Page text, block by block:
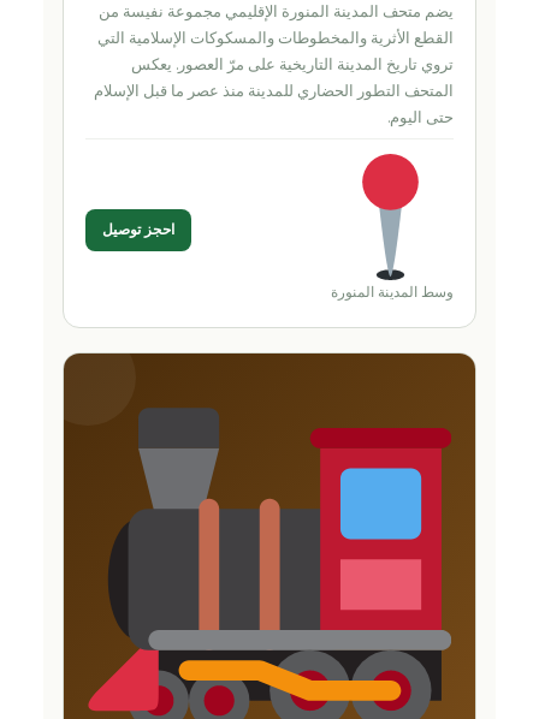
يضم متحف المدينة المنورة الإقليمي مجموعة نفيسة من
القطع الأثرية والمخطوطات والمسكوكات الإسلامية التي
تروي تاريخ المدينة التاريخية على مرّ العصور. يعكس
المتحف التطور الحضاري للمدينة منذ عصر ما قبل الإسلام
حتى اليوم.
وسط المدينة المنورة
احجز توصيل